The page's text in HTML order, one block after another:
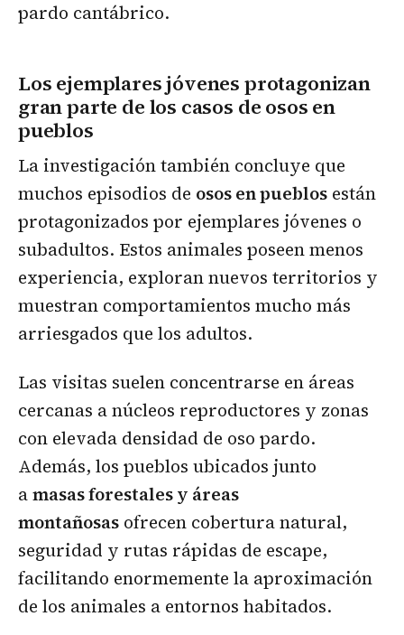
pardo cantábrico.
Los ejemplares jóvenes protagonizan
gran parte de los casos de osos en
pueblos
La investigación también concluye que
muchos episodios de osos en pueblos están
protagonizados por ejemplares jóvenes o
subadultos. Estos animales poseen menos
experiencia, exploran nuevos territorios y
muestran comportamientos mucho más
arriesgados que los adultos.
Las visitas suelen concentrarse en áreas
cercanas a núcleos reproductores y zonas
con elevada densidad de oso pardo.
Además, los pueblos ubicados junto
amasas forestales y áreas
montañosas ofrecen cobertura natural,
seguridad y rutas rápidas de escape,
facilitando enormemente la aproximación
de los animales a entornos habitados.